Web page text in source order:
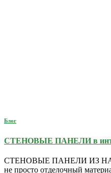
Блог
СТЕНОВЫЕ ПАНЕЛИ в
СТЕНОВЫЕ ПАНЕЛИ ИЗ
не просто отделочный